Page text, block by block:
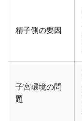
精子側の要因
子宮環境の問
題